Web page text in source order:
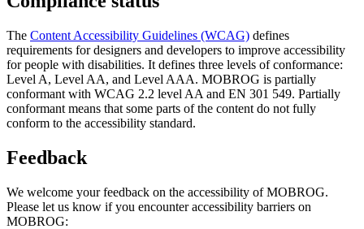
The Content Accessibility Guidelines (WCAG) defines
requirements for designers and developers to improve accessibility
for people with disabilities. It defines three levels of conformance:
Level A, Level AA, and Level AAA. MOBROG is partially
conformant with WCAG 2.2 level AA and EN 301 549. Partially
conformant means that some parts of the content do not fully
conform to the accessibility standard.
Feedback
We welcome your feedback on the accessibility of MOBROG.
Please let us know if you encounter accessibility barriers on
MOBROG: